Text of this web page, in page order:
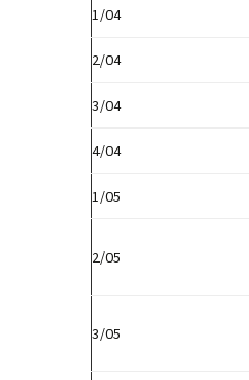
1/04
2/04
3/04
4/04
1/05
2/05
3/05